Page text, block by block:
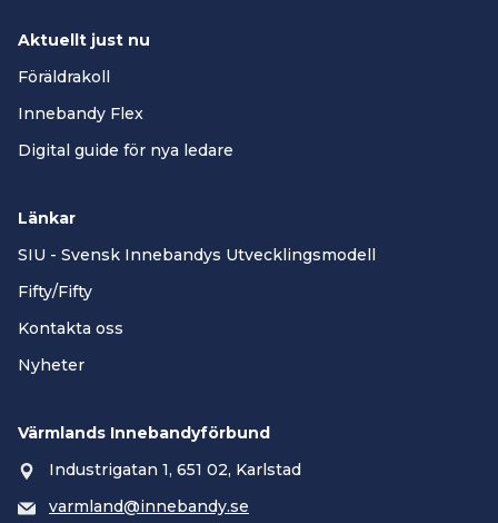
Aktuellt just nu
Föräldrakoll
Innebandy Flex
Digital guide för nya ledare
Länkar
SIU - Svensk Innebandys Utvecklingsmodell
Fifty/Fifty
Kontakta oss
Nyheter
Värmlands Innebandyförbund
Industrigatan 1, 651 02, Karlstad
varmland@innebandy.se